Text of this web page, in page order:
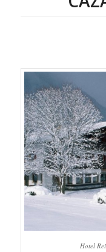
Hotel